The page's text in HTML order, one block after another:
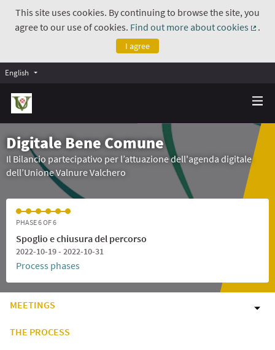
This site uses cookies. By continuing to browse the site, you
agree to our use of cookies. Find out more about cookies
.
I agree
English
Digitale Bene Comune
Il Bilancio partecipativo per l’attuazione dell'agenda digitale
dell’Unione Valnure Valchero
PHASE 6 OF 6
Spoglio e chiusura del percorso
2022-10-19 - 2022-10-31
Process phases
MEETINGS
THE PROCESS